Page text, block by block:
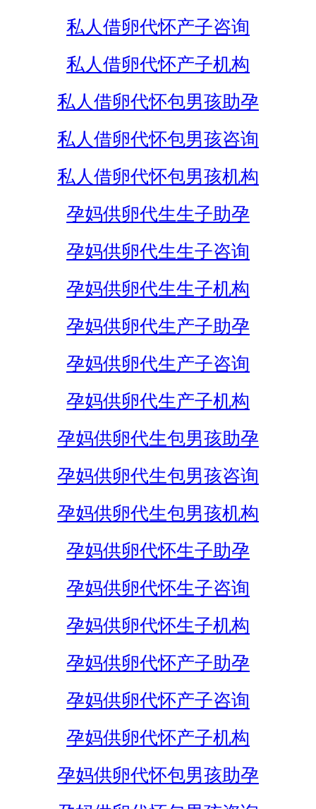
私人借卵代怀产子咨询
私人借卵代怀产子机构
私人借卵代怀包男孩助孕
私人借卵代怀包男孩咨询
私人借卵代怀包男孩机构
孕妈供卵代生生子助孕
孕妈供卵代生生子咨询
孕妈供卵代生生子机构
孕妈供卵代生产子助孕
孕妈供卵代生产子咨询
孕妈供卵代生产子机构
孕妈供卵代生包男孩助孕
孕妈供卵代生包男孩咨询
孕妈供卵代生包男孩机构
孕妈供卵代怀生子助孕
孕妈供卵代怀生子咨询
孕妈供卵代怀生子机构
孕妈供卵代怀产子助孕
孕妈供卵代怀产子咨询
孕妈供卵代怀产子机构
孕妈供卵代怀包男孩助孕